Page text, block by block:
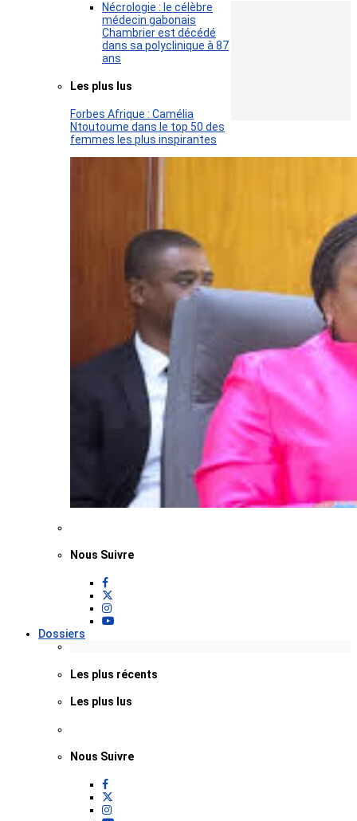
Nécrologie : le célèbre
médecin gabonais
Chambrier est décédé
dans sa polyclinique à 87
ans
Les plus lus
Forbes Afrique : Camélia
Ntoutoume dans le top 50 des
femmes les plus inspirantes
Nous Suivre
Dossiers
Les plus récents
Les plus lus
Nous Suivre